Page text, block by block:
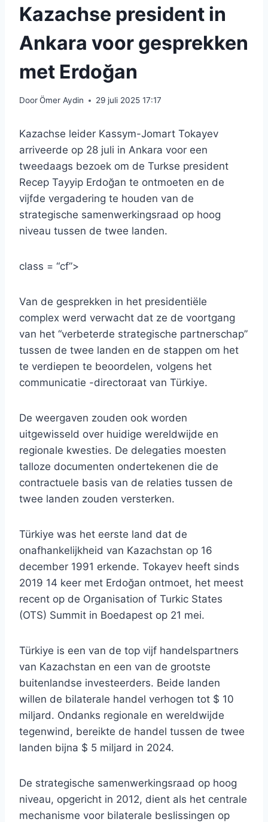
Kazachse president in
Ankara voor gesprekken
met Erdoğan
DoorÖmer Aydin 29 juli 2025 17:17
Kazachse leider Kassym-Jomart Tokayev
arriveerde op 28 juli in Ankara voor een
tweedaags bezoek om de Turkse president
Recep Tayyip Erdoğan te ontmoeten en de
vijfde vergadering te houden van de
strategische samenwerkingsraad op hoog
niveau tussen de twee landen.
class = “cf”>
Van de gesprekken in het presidentiële
complex werd verwacht dat ze de voortgang
van het “verbeterde strategische partnerschap”
tussen de twee landen en de stappen om het
te verdiepen te beoordelen, volgens het
communicatie -directoraat van Türkiye.
De weergaven zouden ook worden
uitgewisseld over huidige wereldwijde en
regionale kwesties. De delegaties moesten
talloze documenten ondertekenen die de
contractuele basis van de relaties tussen de
twee landen zouden versterken.
Türkiye was het eerste land dat de
onafhankelijkheid van Kazachstan op 16
december 1991 erkende. Tokayev heeft sinds
2019 14 keer met Erdoğan ontmoet, het meest
recent op de Organisation of Turkic States
(OTS) Summit in Boedapest op 21 mei.
Türkiye is een van de top vijf handelspartners
van Kazachstan en een van de grootste
buitenlandse investeerders. Beide landen
willen de bilaterale handel verhogen tot $ 10
miljard. Ondanks regionale en wereldwijde
tegenwind, bereikte de handel tussen de twee
landen bijna $ 5 miljard in 2024.
De strategische samenwerkingsraad op hoog
niveau, opgericht in 2012, dient als het centrale
mechanisme voor bilaterale beslissingen op